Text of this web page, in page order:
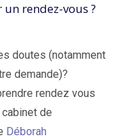
rendez-vous ?
doutes (notamment
demande)?
rendez vous
de
Déborah